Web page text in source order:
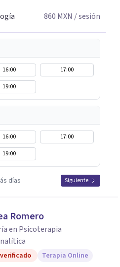
860 MXN / sesión
16:00
17:00
19:00
16:00
17:00
19:00
días Siguiente
Romero
en Psicoterapia
Terapia Online